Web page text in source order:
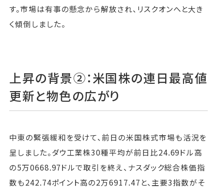
す。市場は有事の懸念から解放され、リスクオンへと大き
く傾倒しました。
上昇の背景②：米国株の連日最高値
更新と物色の広がり
中東の緊張緩和を受けて、前日の米国株式市場も活況を
呈しました。ダウ工業株30種平均が前日比24.69ドル高
の5万0668.97ドルで取引を終え、ナスダック総合株価指
数も242.74ポイント高の2万6917.47と、主要3指数がそ